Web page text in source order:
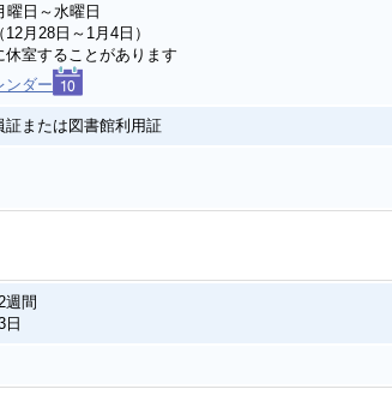
曜日～水曜日
12月28日～1月4日）
休室することがあります
ンダー
証または図書館利用証
週間
日